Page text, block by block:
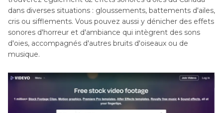
dans diverses situations : gloussements, battements d'ailes,
cris ou sifflements. Vous pouvez aussi y dénicher des effets
sonores d'horreur et d'ambiance qui intègrent des sons
d'oies, accompagnés d'autres bruits d'oiseaux ou de
musique.